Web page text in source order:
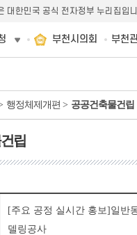
대한민국 공식 전자정부 누리집입
부천시의회 부천
행정체제개편 > 공공건축물건립
립
[주요 공정 실시간 홍보]일반
델링공사